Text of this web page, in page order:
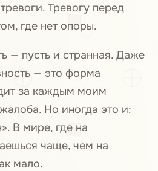
Тревогу перед
где нет опоры.
— пусть и странная. Даже
— это форма
за каждым моим
Но иногда это и:
В мире, где на
чаще, чем на
мало.